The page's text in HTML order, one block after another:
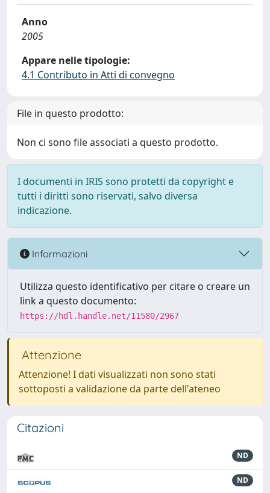
Anno
2005
Appare nelle tipologie:
4.1 Contributo in Atti di convegno
File in questo prodotto:
Non ci sono file associati a questo prodotto.
I documenti in IRIS sono protetti da copyright e
tutti i diritti sono riservati, salvo diversa
indicazione.
Informazioni
Utilizza questo identificativo per citare o creare un
link a questo documento:
https://hdl.handle.net/11580/2967
Attenzione
Attenzione! I dati visualizzati non sono stati
sottoposti a validazione da parte dell'ateneo
Citazioni
ND
ND